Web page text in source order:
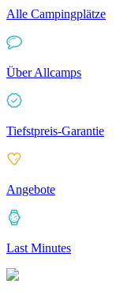
Alle Campingplätze
Über Allcamps
Tiefstpreis-Garantie
Angebote
Last Minutes